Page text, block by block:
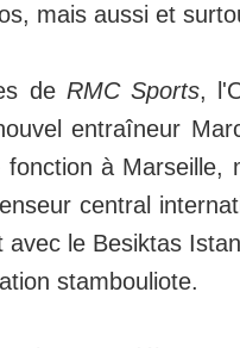
mais aussi et
de RMC Sports,
entraîneur
fonction à
central
avec le Besiktas
stambouliote.